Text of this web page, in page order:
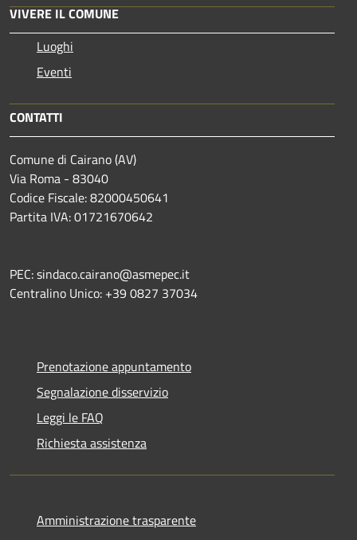
VIVERE IL COMUNE
Luoghi
Eventi
CONTATTI
Comune di Cairano (AV)
Via Roma - 83040
Codice Fiscale: 82000450641
Partita IVA: 01721670642
PEC: sindaco.cairano@asmepec.it
Centralino Unico: +39 0827 37034
Prenotazione appuntamento
Segnalazione disservizio
Leggi le FAQ
Richiesta assistenza
Amministrazione trasparente